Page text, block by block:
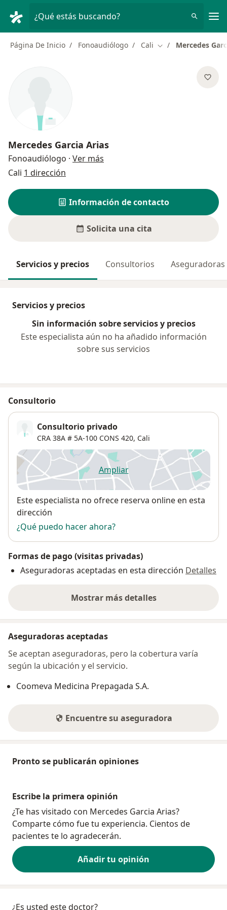
¿Qué estás buscando?
Página De Inicio Fonoaudiólogo Cali Cambiar de ciudad
Mercedes
Mercedes Garcia Arias
Fonoaudiólogo · Ver más
Cali 1 dirección
Información de contacto
Solicita una cita
Servicios y precios Consultorios Aseguradoras
Servicios y precios
Sin información sobre servicios y precios
Este especialista aún no ha añadido información
sobre sus servicios
Consultorio
Consultorio privado
CRA 38A # 5A‐100 CONS 420, Cali
Ampliarse abre en una nueva
Disponibilidad
Este especialista no ofrece reserva online en esta
dirección
¿Qué puedo hacer ahora?
Formas de pago (visitas privadas)
Aseguradoras aceptadas en esta dirección Detalles
Mostrar más detalles
sobre la dirección
Aseguradoras aceptadas
Se aceptan aseguradoras, pero la cobertura varía
según la ubicación y el servicio.
Coomeva Medicina Prepagada S.A.
Encuentre su aseguradora
Pronto se publicarán opiniones
Escribe la primera opinión
¿Te has visitado con Mercedes Garcia Arias?
Comparte cómo fue tu experiencia. Cientos de
pacientes te lo agradecerán.
Añadir tu opinión
¿Es usted este doctor?